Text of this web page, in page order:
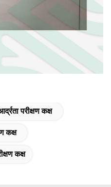
परीक्षण कक्ष
कक्ष
कक्ष